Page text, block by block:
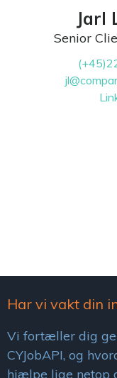
Jarl
Senior
Har vi vakt din
Vi fortæller dig
CYJobAPI, og
hjælpe lige netop